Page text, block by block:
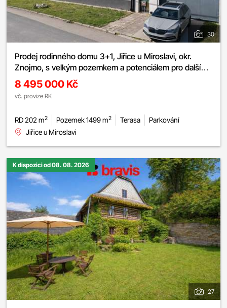
30
Prodej rodinného domu 3+1, Jiřice u Miroslavi, okr.
Znojmo, s velkým pozemkem a potenciálem pro další
rozšíření
8 495 000 Kč
vč. provize RK
RD 202 m2 Pozemek 1499 m2 Terasa
Parkování
Jiřice u Miroslavi
K dispozici od 08. 08. 2026
27